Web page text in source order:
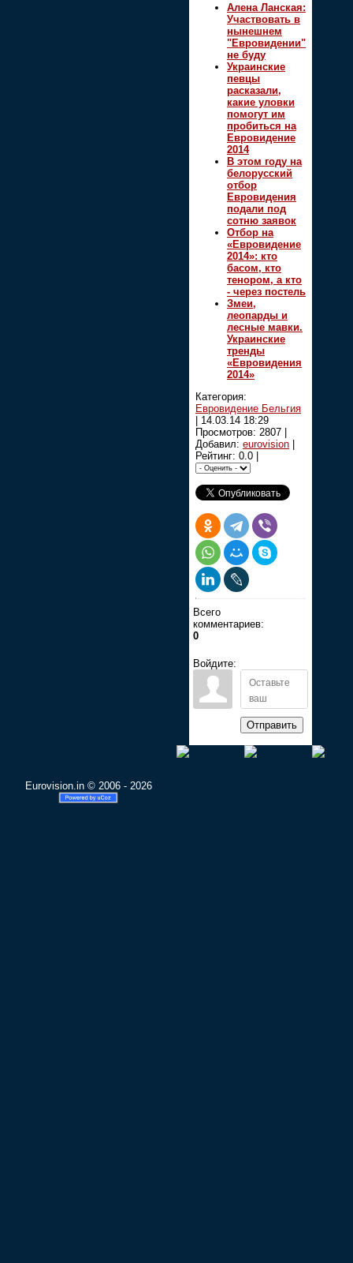
Алена Ланская:
Участвовать в
нынешнем
"Евровидении"
не буду
Украинские
певцы
расказали,
какие уловки
помогут им
пробиться на
Евровидение
2014
В этом году на
белорусский
отбор
Евровидения
подали под
сотню заявок
Отбор на
«Евровидение
2014»: кто
басом, кто
тенором, а кто
- через постель
Змеи,
леопарды и
лесные мавки.
Украинские
тренды
«Евровидения
2014»
Категория:
Евровидение Бельгия
14.03.14 18:29
Просмотров: 2807 |
Добавил: eurovision
Рейтинг: 0.0 |
Всего
комментариев:
0
Войдите:
Отправить
Eurovision.in © 2006 - 2026